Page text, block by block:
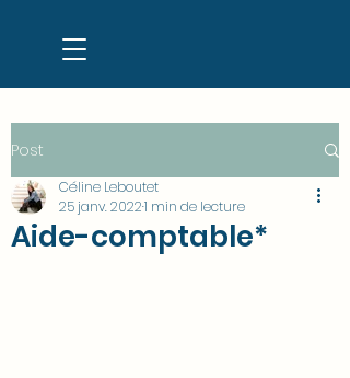
Post
Aide-comptable*
Céline Leboutet
25 janv. 20221 min de lecture